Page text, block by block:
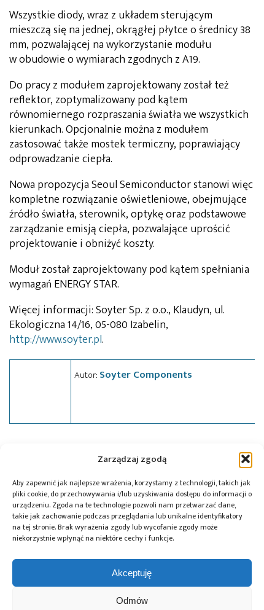
Zarządzaj zgodą
Aby zapewnić jak najlepsze wrażenia, korzystamy z technologii, takich jak
pliki cookie, do przechowywania i/lub uzyskiwania dostępu do informacji o
urządzeniu. Zgoda na te technologie pozwoli nam przetwarzać dane,
takie jak zachowanie podczas przeglądania lub unikalne identyfikatory
na tej stronie. Brak wyrażenia zgody lub wycofanie zgody może
niekorzystnie wpłynąć na niektóre cechy i funkcje.
Akceptuję
Odmów
Wszystkie diody, wraz z układem sterującym
mieszczą się na jednej, okrągłej płytce o średnicy 38
mm, pozwalającej na wykorzystanie modułu
w obudowie o wymiarach zgodnych z A19.
Do pracy z modułem zaprojektowany został też
reflektor, zoptymalizowany pod kątem
równomiernego rozpraszania światła we wszystkich
kierunkach. Opcjonalnie można z modułem
zastosować także mostek termiczny, poprawiający
odprowadzanie ciepła.
Nowa propozycja Seoul Semiconductor stanowi więc
kompletne rozwiązanie oświetleniowe, obejmujące
źródło światła, sterownik, optykę oraz podstawowe
zarządzanie emisją ciepła, pozwalające uprościć
projektowanie i obniżyć koszty.
Moduł został zaprojektowany pod kątem spełniania
wymagań ENERGY STAR.
Więcej informacji: Soyter Sp. z o.o., Klaudyn, ul.
Ekologiczna 14/16, 05-080 Izabelin,
http://www.soyter.pl.
Autor: Soyter Components
Seoul Semiconductor
Przeczytaj również:
Global Electronics
Microchip i Micron
prezentują
architekturę